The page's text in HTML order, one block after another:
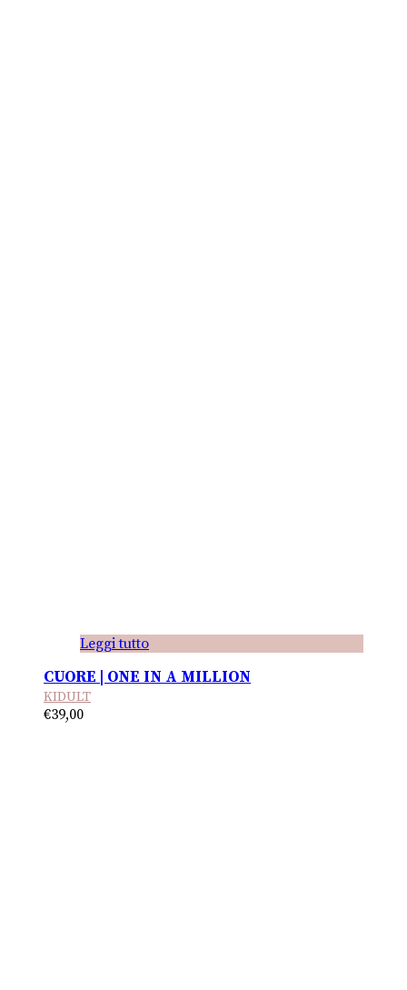
Leggi tutto
CUORE | ONE IN A MILLION
KIDULT
€39,00